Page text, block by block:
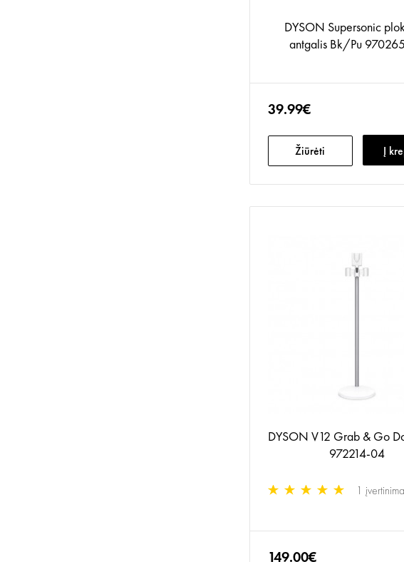
DYSON Supersonic
antgalis Bk/Pu
39.99€
Žiūrėti Į
DYSON V12 Grab & Go
972214-04
1
149.00€